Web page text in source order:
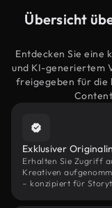
Übersicht
Entdecken Sie eine
und KI-generiertem
freigegeben für die
Exklusiver
Erhalten Sie Zugriff
Kreativen
– konzipiert für